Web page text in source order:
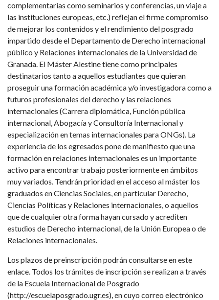
complementarias como seminarios y conferencias, un viaje a
las instituciones europeas, etc.) reflejan el firme compromiso
de mejorar los contenidos y el rendimiento del posgrado
impartido desde el Departamento de Derecho internacional
público y Relaciones internacionales de la Universidad de
Granada. El Máster Alestine tiene como principales
destinatarios tanto a aquellos estudiantes que quieran
proseguir una formación académica y/o investigadora como a
futuros profesionales del derecho y las relaciones
internacionales (Carrera diplomática, Función pública
internacional, Abogacía y Consultoría Internacional y
especialización en temas internacionales para ONGs). La
experiencia de los egresados pone de manifiesto que una
formación en relaciones internacionales es un importante
activo para encontrar trabajo posteriormente en ámbitos
muy variados. Tendrán prioridad en el acceso al máster los
graduados en Ciencias Sociales, en particular Derecho,
Ciencias Políticas y Relaciones internacionales, o aquellos
que de cualquier otra forma hayan cursado y acrediten
estudios de Derecho internacional, de la Unión Europea o de
Relaciones internacionales.
Los plazos de preinscripción podrán consultarse en este
enlace. Todos los trámites de inscripción se realizan a través
de la Escuela Internacional de Posgrado
(http://escuelaposgrado.ugr.es), en cuyo correo electrónico